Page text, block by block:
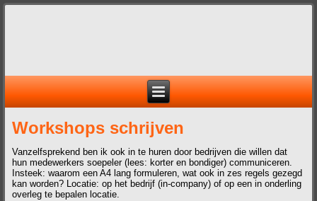
Workshops schrijven
Vanzelfsprekend ben ik ook in te huren door bedrijven die willen dat
hun medewerkers soepeler (lees: korter en bondiger) communiceren.
Insteek: waarom een A4 lang formuleren, wat ook in zes regels gezegd
kan worden? Locatie: op het bedrijf (in-company) of op een in onderling
overleg te bepalen locatie.